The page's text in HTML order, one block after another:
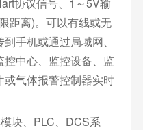
距离)。可以有线或无
手机或通过局域网、
中心、监控设备、监
气体报警控制器实时
块、PLC、DCS系